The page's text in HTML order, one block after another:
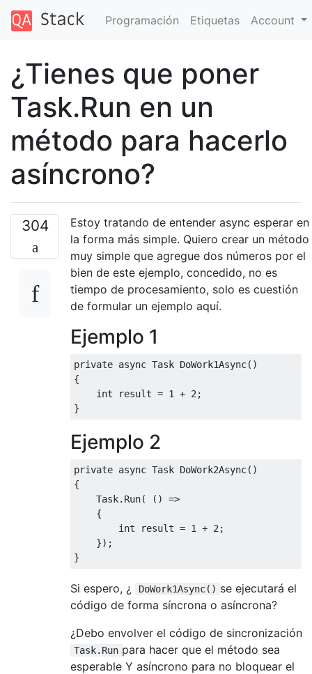
Programación Etiquetas Account
¿Tienes que poner
Task.Run en un
método para hacerlo
asíncrono?
304
Estoy tratando de entender async esperar en
la forma más simple. Quiero crear un método
muy simple que agregue dos números por el
bien de este ejemplo, concedido, no es
tiempo de procesamiento, solo es cuestión
de formular un ejemplo aquí.
Ejemplo 1
private async Task DoWork1Async()
{
int result = 1 + 2 ;
}
Ejemplo 2
private async Task DoWork2Async()
{
Task. Run( ()
=>
{
int result = 1 + 2 ;
});
}
Si espero, ¿ DoWork1Async() se ejecutará el
código de forma síncrona o asíncrona?
¿Debo envolver el código de sincronización
Task.Run para hacer que el método sea
esperable Y asíncrono para no bloquear el